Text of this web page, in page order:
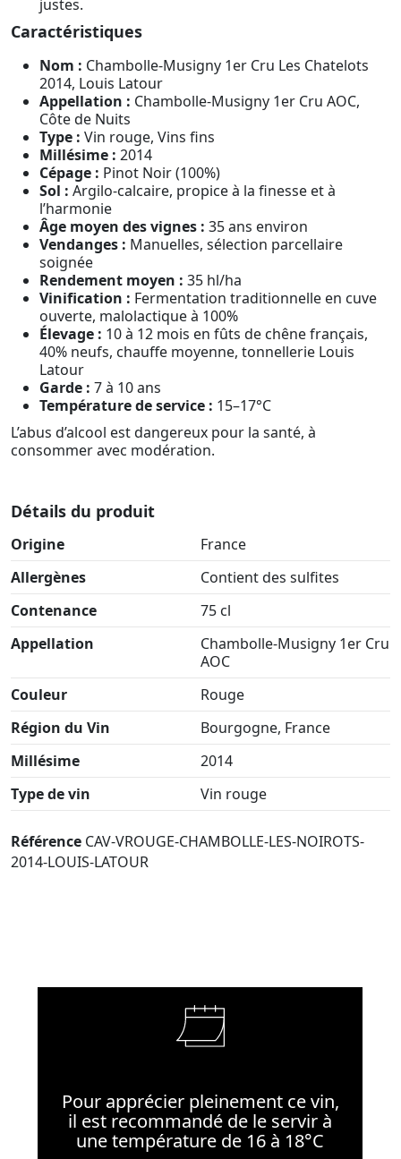
justes.
Caractéristiques
Nom : Chambolle-Musigny 1er Cru Les Chatelots
2014, Louis Latour
Appellation : Chambolle-Musigny 1er Cru AOC,
Côte de Nuits
Type : Vin rouge, Vins fins
Millésime : 2014
Cépage : Pinot Noir (100%)
Sol : Argilo-calcaire, propice à la finesse et à
l’harmonie
Âge moyen des vignes : 35 ans environ
Vendanges : Manuelles, sélection parcellaire
soignée
Rendement moyen : 35 hl/ha
Vinification : Fermentation traditionnelle en cuve
ouverte, malolactique à 100%
Élevage : 10 à 12 mois en fûts de chêne français,
40% neufs, chauffe moyenne, tonnellerie Louis
Latour
Garde : 7 à 10 ans
Température de service : 15–17°C
L’abus d’alcool est dangereux pour la santé, à
consommer avec modération.
Détails du produit
Origine
France
Allergènes
Contient des sulfites
Contenance
75 cl
Appellation
Chambolle-Musigny 1er Cru
AOC
Couleur
Rouge
Région du Vin
Bourgogne, France
Millésime
2014
Type de vin
Vin rouge
Référence CAV-VROUGE-CHAMBOLLE-LES-NOIROTS-
2014-LOUIS-LATOUR
Pour apprécier pleinement ce vin,
il est recommandé de le servir à
une température de 16 à 18°C